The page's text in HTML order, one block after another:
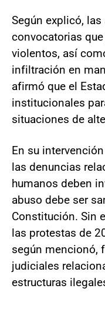
Según explicó,
convocatorias
violentos, así
infiltración en
afirmó que el
institucionales
situaciones de
En su
las denuncias
humanos deben
abuso debe ser
Constitución. Sin
las protestas de
según mencionó,
judiciales
estructuras